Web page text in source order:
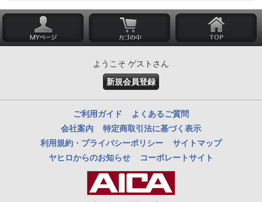
ようこそ ゲストさん
新規会員登録
ご利用ガイド
よくあるご質問
会社案内
特定商取引法に基づく表示
利用規約・プライバシーポリシー
サイトマップ
ヤヒロからのお知らせ
コーポレートサイト